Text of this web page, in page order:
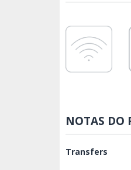
NOTAS DO
Transfers